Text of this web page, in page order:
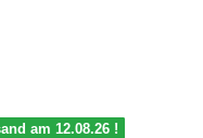
am 12.08.26 !